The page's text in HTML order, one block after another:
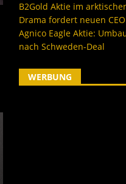
B2Gold Aktie im
Drama fordert neuen
Agnico Eagle Aktie:
nach Schweden-Deal
WERBUNG